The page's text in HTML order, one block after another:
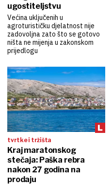
ugostiteljstvu
Većina uključenih u
agroturističku djelatnost nije
zadovoljna zato što se gotovo
ništa ne mijenja u zakonskom
prijedlogu
tvrtke i tržišta
Kraj maratonskog
stečaja: Paška rebra
nakon 27 godina na
prodaju